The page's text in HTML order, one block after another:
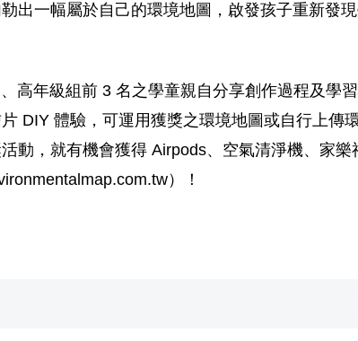
出一幅屬於自己的環境地圖，啟發孩子重新發
高年級組前 3 名之學童親自分享創作過程及學
DIY 體驗，可運用獲獎之環境地圖或自行上傳
動，就有機會獲得 Airpods、空氣清淨機、家樂
）！